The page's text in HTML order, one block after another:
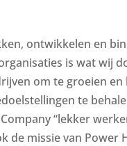
ontwikkelen en
is wat wij
om te groeien en
te
“lekker
de missie van Power